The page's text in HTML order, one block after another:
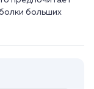
больших